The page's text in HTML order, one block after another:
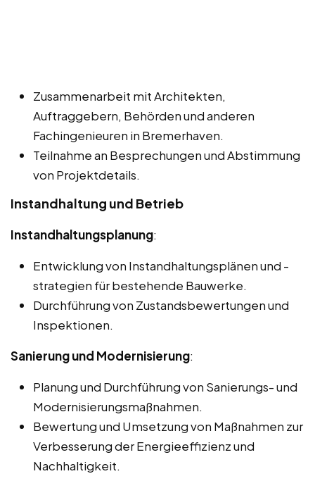
Zusammenarbeit mit Architekten,
Auftraggebern, Behörden und anderen
Fachingenieuren in Bremerhaven.
Teilnahme an Besprechungen und Abstimmung
von Projektdetails.
Instandhaltung und Betrieb
Instandhaltungsplanung:
Entwicklung von Instandhaltungsplänen und -
strategien für bestehende Bauwerke.
Durchführung von Zustandsbewertungen und
Inspektionen.
Sanierung und Modernisierung:
Planung und Durchführung von Sanierungs- und
Modernisierungsmaßnahmen.
Bewertung und Umsetzung von Maßnahmen zur
Verbesserung der Energieeffizienz und
Nachhaltigkeit.